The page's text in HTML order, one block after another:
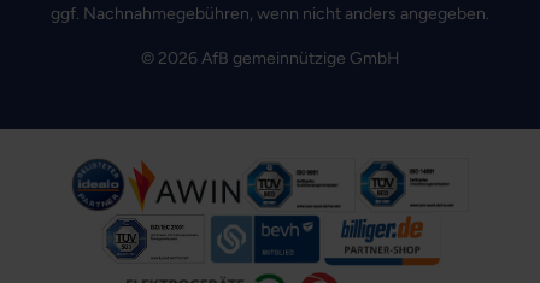
ggf. Nachnahmegebühren, wenn nicht anders angegeben.
© 2026 AfB gemeinnützige GmbH